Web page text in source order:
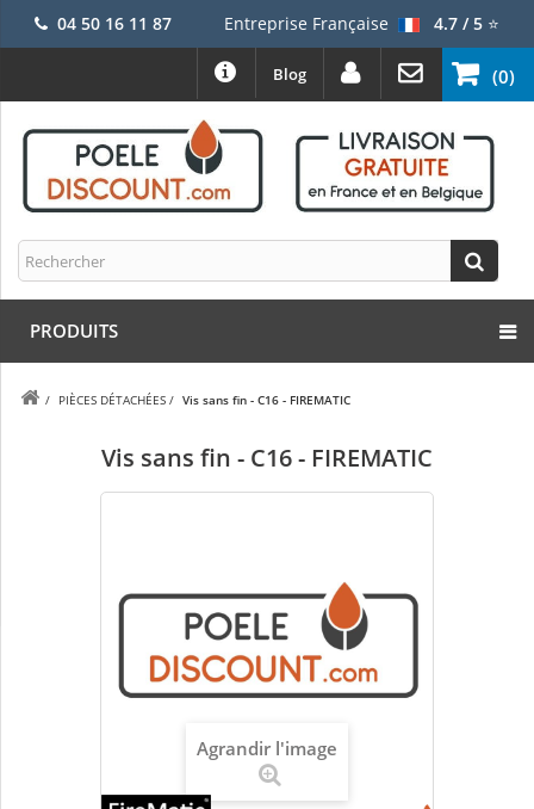
04 50 16 11 87 Entreprise Française 4.7 / 5⭐
(0)
Blog
PRODUITS
/ PIÈCES DÉTACHÉES / Vis sans fin - C16 - FIREMATIC
Vis sans fin - C16 - FIREMATIC
Agrandir l'image